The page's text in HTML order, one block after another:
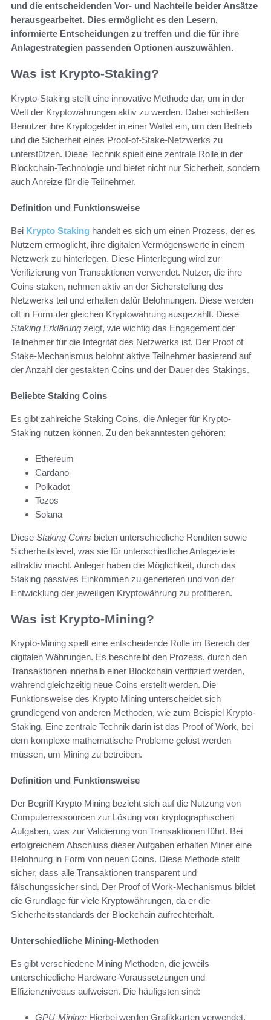
und die entscheidenden Vor- und Nachteile beider Ansätze
herausgearbeitet. Dies ermöglicht es den Lesern,
informierte Entscheidungen zu treffen und die für ihre
Anlagestrategien passenden Optionen auszuwählen.
Was ist Krypto-Staking?
Krypto-Staking stellt eine innovative Methode dar, um in der
Welt der Kryptowährungen aktiv zu werden. Dabei schließen
Benutzer ihre Kryptogelder in einer Wallet ein, um den Betrieb
und die Sicherheit eines Proof-of-Stake-Netzwerks zu
unterstützen. Diese Technik spielt eine zentrale Rolle in der
Blockchain-Technologie und bietet nicht nur Sicherheit, sondern
auch Anreize für die Teilnehmer.
Definition und Funktionsweise
Bei Krypto Staking handelt es sich um einen Prozess, der es
Nutzern ermöglicht, ihre digitalen Vermögenswerte in einem
Netzwerk zu hinterlegen. Diese Hinterlegung wird zur
Verifizierung von Transaktionen verwendet. Nutzer, die ihre
Coins staken, nehmen aktiv an der Sicherstellung des
Netzwerks teil und erhalten dafür Belohnungen. Diese werden
oft in Form der gleichen Kryptowährung ausgezahlt. Diese
Staking Erklärung zeigt, wie wichtig das Engagement der
Teilnehmer für die Integrität des Netzwerks ist. Der Proof of
Stake-Mechanismus belohnt aktive Teilnehmer basierend auf
der Anzahl der gestakten Coins und der Dauer des Stakings.
Beliebte Staking Coins
Es gibt zahlreiche Staking Coins, die Anleger für Krypto-
Staking nutzen können. Zu den bekanntesten gehören:
Ethereum
Cardano
Polkadot
Tezos
Solana
Diese Staking Coins bieten unterschiedliche Renditen sowie
Sicherheitslevel, was sie für unterschiedliche Anlageziele
attraktiv macht. Anleger haben die Möglichkeit, durch das
Staking passives Einkommen zu generieren und von der
Entwicklung der jeweiligen Kryptowährung zu profitieren.
Was ist Krypto-Mining?
Krypto-Mining spielt eine entscheidende Rolle im Bereich der
digitalen Währungen. Es beschreibt den Prozess, durch den
Transaktionen innerhalb einer Blockchain verifiziert werden,
während gleichzeitig neue Coins erstellt werden. Die
Funktionsweise des Krypto Mining unterscheidet sich
grundlegend von anderen Methoden, wie zum Beispiel Krypto-
Staking. Eine zentrale Technik darin ist das Proof of Work, bei
dem komplexe mathematische Probleme gelöst werden
müssen, um Mining zu betreiben.
Definition und Funktionsweise
Der Begriff Krypto Mining bezieht sich auf die Nutzung von
Computerressourcen zur Lösung von kryptographischen
Aufgaben, was zur Validierung von Transaktionen führt. Bei
erfolgreichem Abschluss dieser Aufgaben erhalten Miner eine
Belohnung in Form von neuen Coins. Diese Methode stellt
sicher, dass alle Transaktionen transparent und
fälschungssicher sind. Der Proof of Work-Mechanismus bildet
die Grundlage für viele Kryptowährungen, da er die
Sicherheitsstandards der Blockchain aufrechterhält.
Unterschiedliche Mining-Methoden
Es gibt verschiedene Mining Methoden, die jeweils
unterschiedliche Hardware-Voraussetzungen und
Effizienzniveaus aufweisen. Die häufigsten sind:
GPU-Mining: Hierbei werden Grafikkarten verwendet,